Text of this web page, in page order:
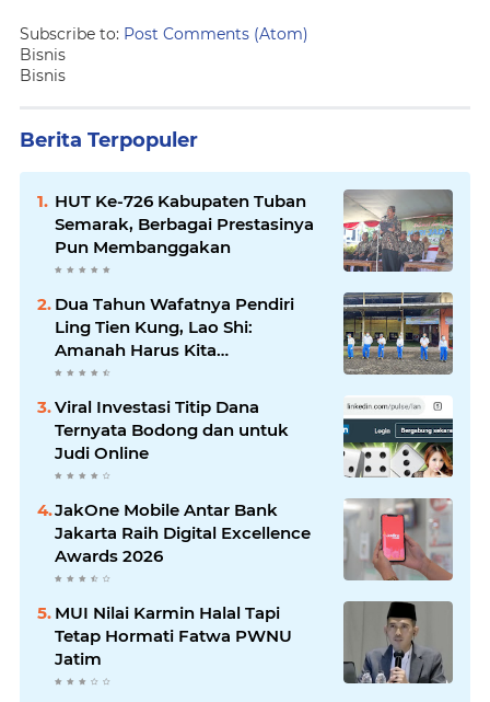
Subscribe to: Post Comments (Atom)
Bisnis
Bisnis
Berita Terpopuler
HUT Ke-726 Kabupaten Tuban
Semarak, Berbagai Prestasinya
Pun Membanggakan
Dua Tahun Wafatnya Pendiri
Ling Tien Kung, Lao Shi:
Amanah Harus Kita
Laksanakan!
Viral Investasi Titip Dana
Ternyata Bodong dan untuk
Judi Online
JakOne Mobile Antar Bank
Jakarta Raih Digital Excellence
Awards 2026
MUI Nilai Karmin Halal Tapi
Tetap Hormati Fatwa PWNU
Jatim